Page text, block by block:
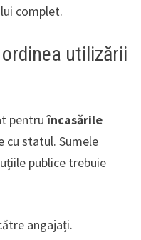
complet.
utilizării
pentruîncasările
cu statul. Sumele
publice trebuie
angajați.